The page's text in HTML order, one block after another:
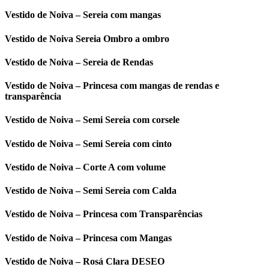
Vestido de Noiva – Sereia com mangas
Vestido de Noiva Sereia Ombro a ombro
Vestido de Noiva – Sereia de Rendas
Vestido de Noiva – Princesa com mangas de rendas e
transparência
Vestido de Noiva – Semi Sereia com corsele
Vestido de Noiva – Semi Sereia com cinto
Vestido de Noiva – Corte A com volume
Vestido de Noiva – Semi Sereia com Calda
Vestido de Noiva – Princesa com Transparências
Vestido de Noiva – Princesa com Mangas
Vestido de Noiva – Rosá Clara DESEO